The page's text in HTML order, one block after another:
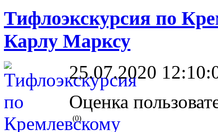
Тифлоэкскурсия по
Карлу Марксу
25.07.2020
Оценка
(0)